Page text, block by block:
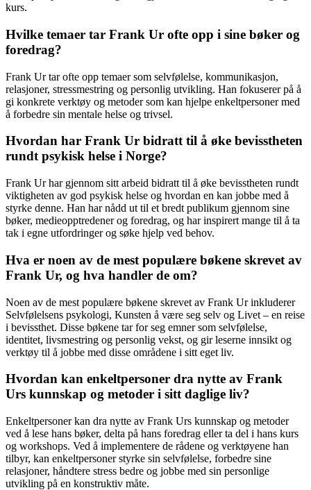
kurs.
Hvilke temaer tar Frank Ur ofte opp i sine bøker og
foredrag?
Frank Ur tar ofte opp temaer som selvfølelse, kommunikasjon,
relasjoner, stressmestring og personlig utvikling. Han fokuserer på å
gi konkrete verktøy og metoder som kan hjelpe enkeltpersoner med
å forbedre sin mentale helse og trivsel.
Hvordan har Frank Ur bidratt til å øke bevisstheten
rundt psykisk helse i Norge?
Frank Ur har gjennom sitt arbeid bidratt til å øke bevisstheten rundt
viktigheten av god psykisk helse og hvordan en kan jobbe med å
styrke denne. Han har nådd ut til et bredt publikum gjennom sine
bøker, medieopptredener og foredrag, og har inspirert mange til å ta
tak i egne utfordringer og søke hjelp ved behov.
Hva er noen av de mest populære bøkene skrevet av
Frank Ur, og hva handler de om?
Noen av de mest populære bøkene skrevet av Frank Ur inkluderer
Selvfølelsens psykologi, Kunsten å være seg selv og Livet – en reise
i bevissthet. Disse bøkene tar for seg emner som selvfølelse,
identitet, livsmestring og personlig vekst, og gir leserne innsikt og
verktøy til å jobbe med disse områdene i sitt eget liv.
Hvordan kan enkeltpersoner dra nytte av Frank
Urs kunnskap og metoder i sitt daglige liv?
Enkeltpersoner kan dra nytte av Frank Urs kunnskap og metoder
ved å lese hans bøker, delta på hans foredrag eller ta del i hans kurs
og workshops. Ved å implementere de rådene og verktøyene han
tilbyr, kan enkeltpersoner styrke sin selvfølelse, forbedre sine
relasjoner, håndtere stress bedre og jobbe med sin personlige
utvikling på en konstruktiv måte.